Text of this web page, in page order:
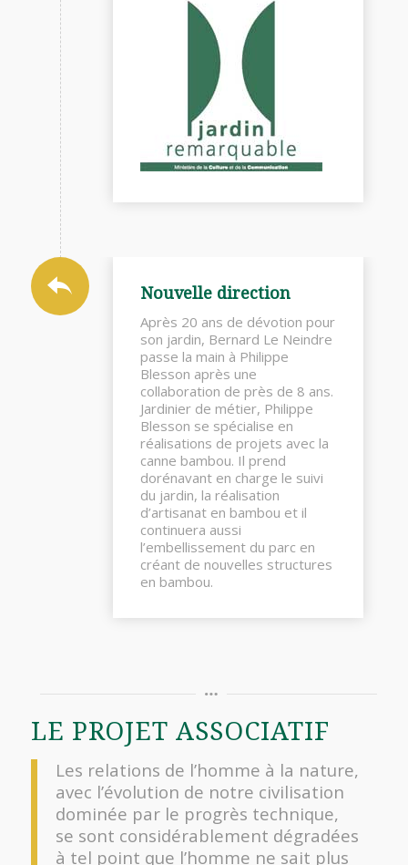
Nouvelle direction
Après 20 ans de dévotion pour
son jardin, Bernard Le Neindre
passe la main à Philippe
Blesson après une
collaboration de près de 8 ans.
Jardinier de métier, Philippe
Blesson se spécialise en
réalisations de projets avec la
canne bambou. Il prend
dorénavant en charge le suivi
du jardin, la réalisation
d’artisanat en bambou et il
continuera aussi
l’embellissement du parc en
créant de nouvelles structures
en bambou.
LE PROJET ASSOCIATIF
Les relations de l’homme à la nature,
avec l’évolution de notre civilisation
dominée par le progrès technique,
se sont considérablement dégradées
à tel point que l’homme ne sait plus